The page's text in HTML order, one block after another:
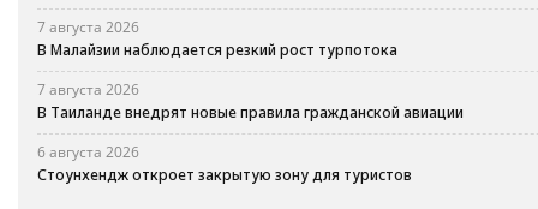
7 августа 2026
В Малайзии наблюдается резкий рост турпотока
7 августа 2026
В Таиланде внедрят новые правила гражданской авиации
6 августа 2026
Стоунхендж откроет закрытую зону для туристов